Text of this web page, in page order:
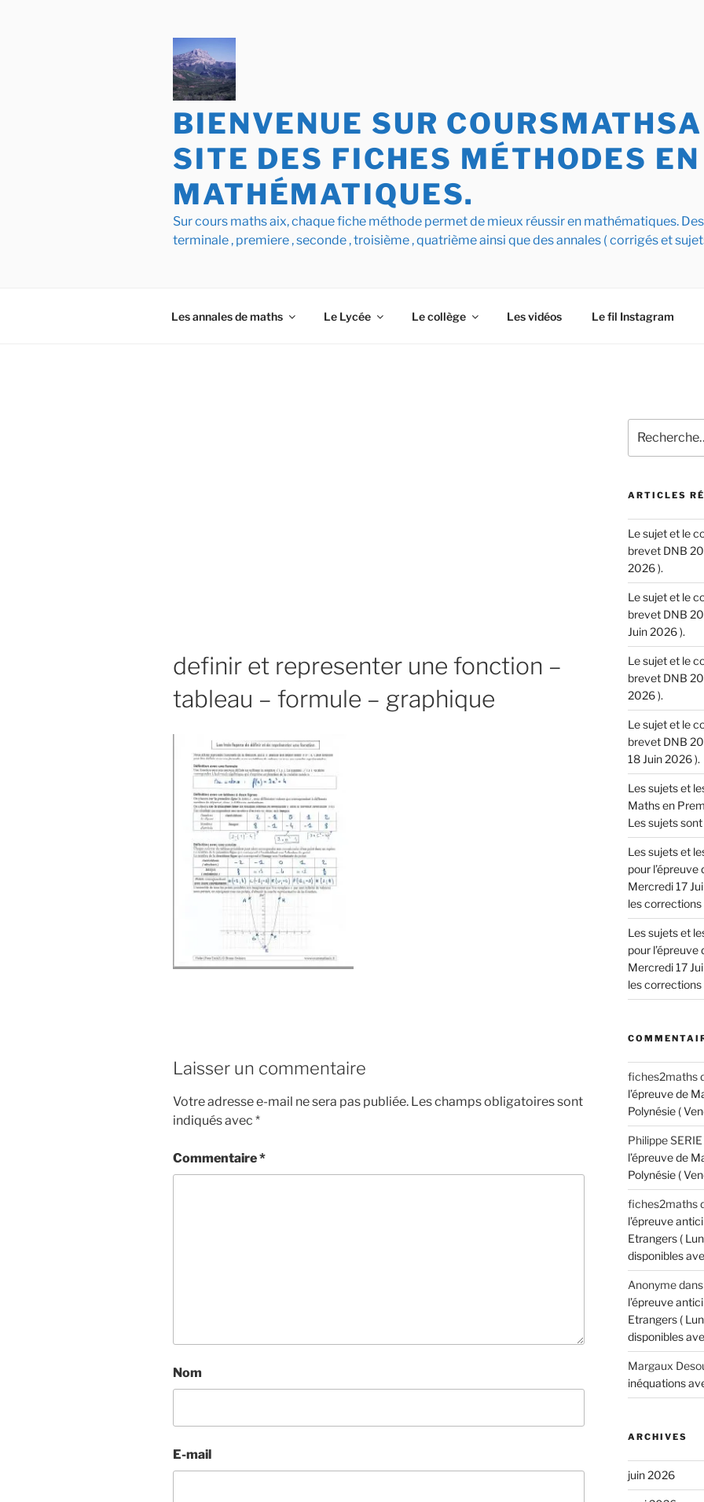
BIENVENUE SUR
SITE DES FICHES MÉTHODES EN
MATHÉMATIQUES.
Sur cours maths aix, chaque fiche méthode permet de mieux réussir en mathématiques.
terminale , premiere , seconde , troisième , quatrième ainsi que des annales ( corrigés et
Les annales de maths Le Lycée Le collège Les vidéos Le fil Instagram
definir et representer une fonction –
tableau – formule – graphique
Laisser un commentaire
Votre adresse e-mail ne sera pas publiée. Les champs obligatoires sont
indiqués avec *
Commentaire*
Nom
E-mail
pour
:
ARTICLES
Le sujet et le
brevet DNB
2026 ).
Le sujet et le
brevet DNB
Juin 2026 ).
Le sujet et le
brevet DNB
2026 ).
Le sujet et le
brevet DNB
18 Juin 2026 ).
Les sujets et
Maths en
Les sujets
Les sujets et
pour l’épreuve
Mercredi 17
les corrections
Les sujets et
pour
Mercredi 17
les corrections
fiches2maths
l’épreuve de
Polynésie (
Philippe SERIE
l’épreuve de
Polynésie (
fiches2maths
l’épreuve
Etrangers (
disponibles
Anonyme
l’épreuve
Etrangers (
disponibles
Margaux
inéquations
ARCHIVES
juin 2026